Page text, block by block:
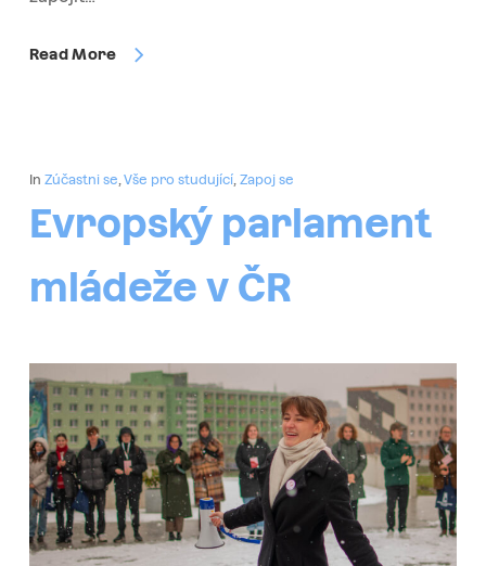
Read More
In Zúčastni se,Vše pro studující, Zapoj se
Evropský parlament
mládeže v ČR